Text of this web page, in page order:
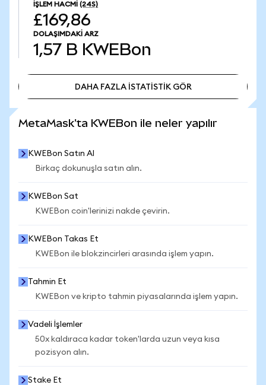
İŞLEM HACMI (24S)
£169,86
DOLAŞIMDAKI ARZ
1,57 B KWEBon
DAHA FAZLA İSTATİSTİK GÖR
MetaMask'ta KWEBon ile neler yapılır
KWEBon Satın Al
Birkaç dokunuşla satın alın.
KWEBon Sat
KWEBon coin'lerinizi nakde çevirin.
KWEBon Takas Et
KWEBon ile blokzincirleri arasında işlem yapın.
Tahmin Et
KWEBon ve kripto tahmin piyasalarında işlem yapın.
Vadeli İşlemler
50x kaldıraca kadar token'larda uzun veya kısa
pozisyon alın.
Stake Et